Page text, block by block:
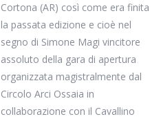
Cortona (AR) così come era finita
la passata edizione e cioè nel
segno di Simone Magi vincitore
assoluto della gara di apertura
organizzata magistralmente dal
Circolo Arci Ossaia in
collaborazione con il Cavallino